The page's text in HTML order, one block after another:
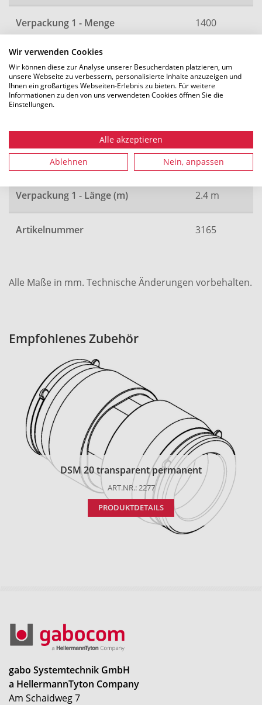
Wir verwenden Cookies
Wir können diese zur Analyse unserer Besucherdaten platzieren, um
unsere Webseite zu verbessern, personalisierte Inhalte anzuzeigen und
Ihnen ein großartiges Webseiten-Erlebnis zu bieten. Für weitere
Informationen zu den von uns verwendeten Cookies öffnen Sie die
Einstellungen.
Alle akzeptieren
Ablehnen Nein, anpassen
Verpackung 1 - Menge 1400
Gesamtgewicht (kg)
Verpackungseinheit Trommel
Verpackung 1 - Höhe (m) 2.4 m
Verpackung 1 - Länge (m) 2.4 m
Artikelnummer 3165
Alle Maße in mm. Technische Änderungen vorbehalten.
Empfohlenes Zubehör
DSM 20 transparent permanent
ART.NR.: 2277
PRODUKTDETAILS
gabo Systemtechnik GmbH
a HellermannTyton Company
Am Schaidweg 7